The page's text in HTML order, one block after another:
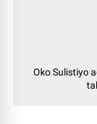
Oko Sulistiyo